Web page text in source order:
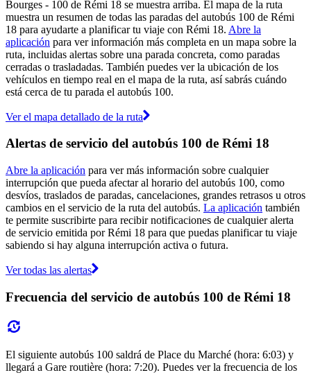
Bourges - 100 de Rémi 18 se muestra arriba. El mapa de la ruta
muestra un resumen de todas las paradas del autobús 100 de Rémi
18 para ayudarte a planificar tu viaje con Rémi 18. Abre la
aplicación para ver información más completa en un mapa sobre la
ruta, incluidas alertas sobre una parada concreta, como paradas
cerradas o trasladadas. También puedes ver la ubicación de los
vehículos en tiempo real en el mapa de la ruta, así sabrás cuándo
está cerca de tu parada el autobús 100.
Ver el mapa detallado de la ruta
Alertas de servicio del autobús 100 de Rémi 18
Abre la aplicación para ver más información sobre cualquier
interrupción que pueda afectar al horario del autobús 100, como
desvíos, traslados de paradas, cancelaciones, grandes retrasos u otros
cambios en el servicio de la ruta del autobús. La aplicación también
te permite suscribirte para recibir notificaciones de cualquier alerta
de servicio emitida por Rémi 18 para que puedas planificar tu viaje
sabiendo si hay alguna interrupción activa o futura.
Ver todas las alertas
Frecuencia del servicio de autobús 100 de Rémi 18
El siguiente autobús 100 saldrá de Place du Marché (hora: 6:03) y
llegará a Gare routière (hora: 7:20). Puedes ver la frecuencia de los